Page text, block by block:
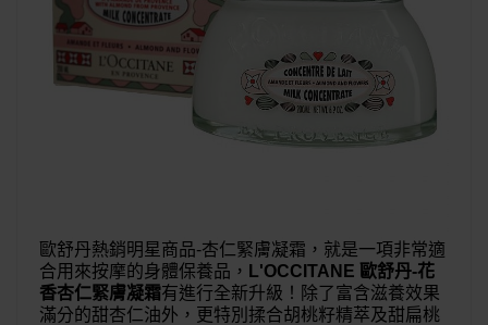
歐舒丹熱銷明星商品-杏仁緊膚凝霜，就是一項非常適
合用來按摩的身體保養品， L'OCCITANE 歐舒丹-花
香杏仁緊膚凝霜有進行全新升級！除了富含滋養效果
滿分的甜杏仁油外，更特別揉合胡桃籽精萃及甜扁桃